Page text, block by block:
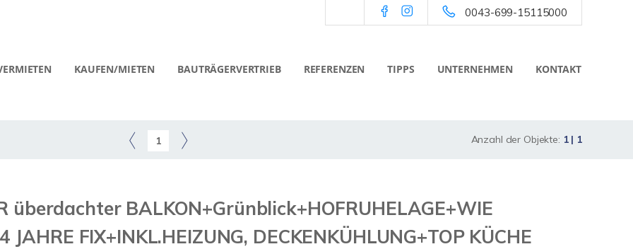
0043-699-15115000
KAUFEN/MIETEN BAUTRÄGERVERTRIEB REFERENZEN TIPPS UNTERNEHMEN KONTAKT
1 Anzahl der Objekte: 1 | 1
überdachter BALKON+Grünblick+HOFRUHELAGE+WIE
JAHRE FIX+INKL.HEIZUNG, DECKENKÜHLUNG+TOP KÜCHE